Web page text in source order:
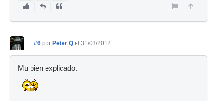
#6 por Peter Q el 31/03/2012
Mu bien explicado.